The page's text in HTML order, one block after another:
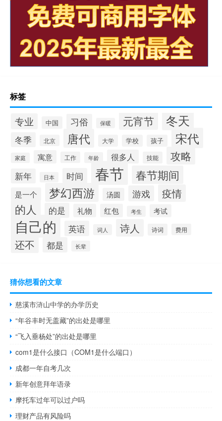
标签
专业 中国 习俗 保暖 元宵节 冬天
冬季 北京 唐代 大学 学校 孩子 宋代
家庭 寓意 工作 年龄 很多人 技能 攻略
新年 日本 时间 春节 春节期间
是一个 梦幻西游 汤圆 游戏 疫情
的人 的是 礼物 红包 考生 考试
自己的 英语 词人 诗人 诗词 费用
还不 都是 长辈
猜你想看的文章
慈溪市浒山中学的办学历史
“年谷丰时无盖藏”的出处是哪里
“飞入垂杨处”的出处是哪里
com1是什么接口（COM1是什么端口）
成都一年自考几次
新年创意拜年语录
摩托车过年可以过户吗
理财产品有风险吗